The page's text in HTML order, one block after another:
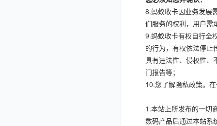
8.蚂蚁收卡因业务发展
们服务的权利，用户需
9.蚂蚁收卡有权自行全
的行为，有权依法停止
具有违法性、侵权性、
门报告等；
10.您了解隐私政策。
1.本站上所发布的一切
数码产品后通过本站系